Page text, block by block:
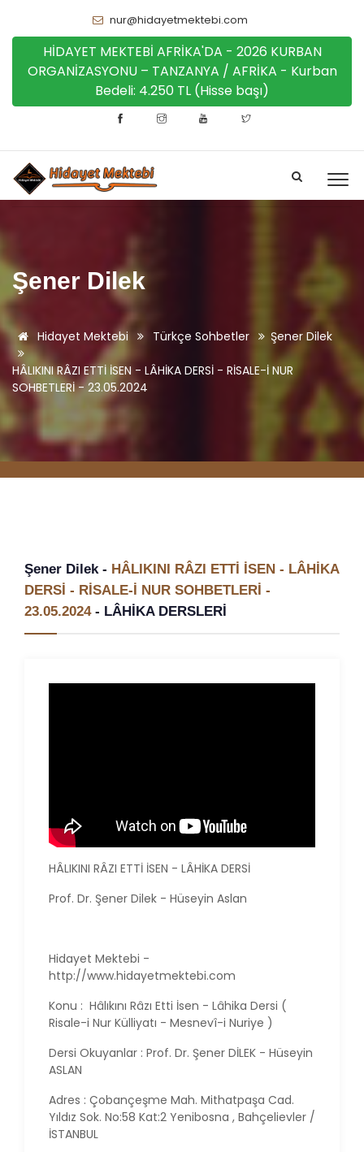
nur@hidayetmektebi.com
HİDAYET MEKTEBİ AFRİKA'DA - 2026 KURBAN
ORGANİZASYONU – TANZANYA / AFRİKA - Kurban
Bedeli: 4.250 TL (Hisse başı)
Şener Dilek
Hidayet Mektebi Türkçe Sohbetler Şener Dilek
HÂLIKINI RÂZI ETTİ İSEN - LÂHİKA DERSİ - RİSALE-İ NUR
SOHBETLERİ - 23.05.2024
Şener Dilek - HÂLIKINI RÂZI ETTİ İSEN - LÂHİKA
DERSİ - RİSALE-İ NUR SOHBETLERİ -
23.05.2024- LÂHİKA DERSLERİ
HÂLIKINI RÂZI ETTİ İSEN - LÂHİKA DERSİ
Prof. Dr. Şener Dilek - Hüseyin Aslan
Hidayet Mektebi -
http://www.hidayetmektebi.com
Konu : Hâlıkını Râzı Etti İsen - Lâhika Dersi (
Risale-i Nur Külliyatı - Mesnevî-i Nuriye )
Dersi Okuyanlar : Prof. Dr. Şener DİLEK - Hüseyin
ASLAN
Adres : Çobançeşme Mah. Mithatpaşa Cad.
Yıldız Sok. No:58 Kat:2 Yenibosna , Bahçelievler /
İSTANBUL